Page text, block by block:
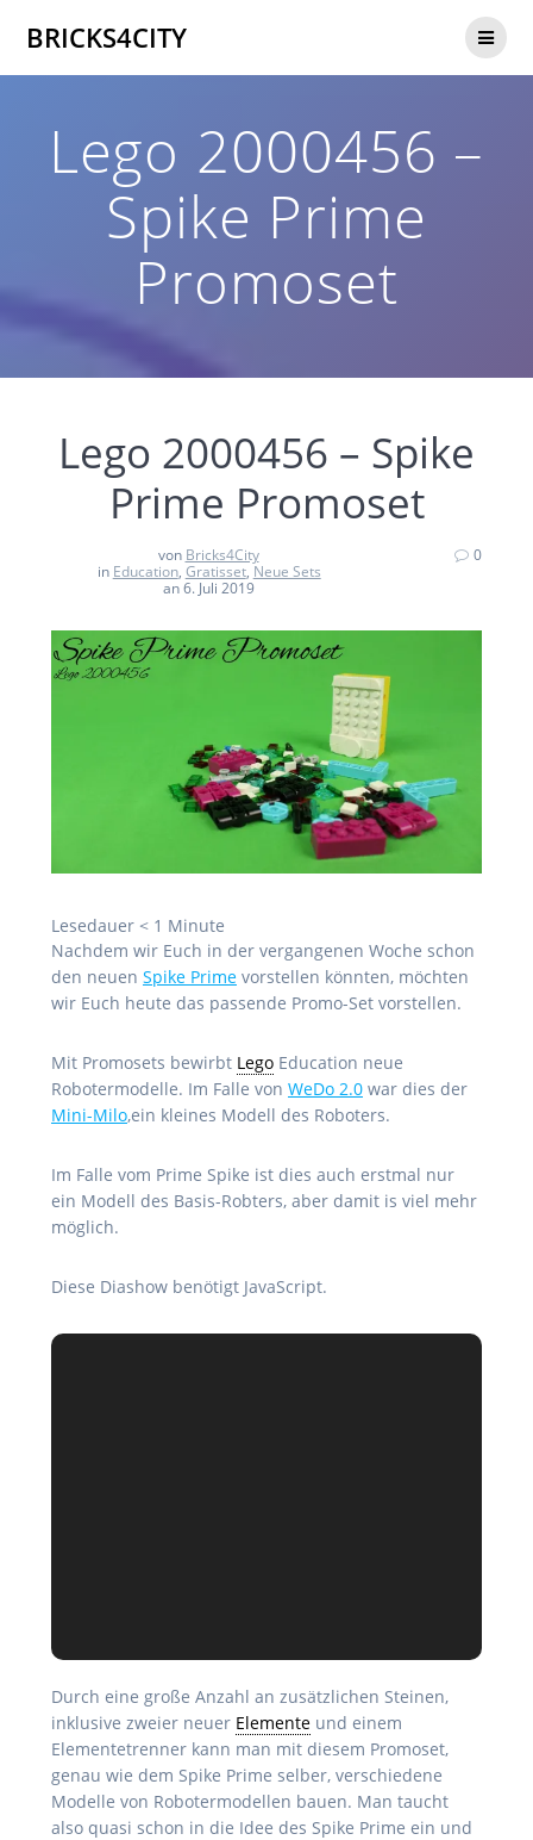
BRICKS4CITY
Lego 2000456 –
Spike Prime
Promoset
Lego 2000456 – Spike
Prime Promoset
von Bricks4City
in Education, Gratisset, Neue Sets
an 6. Juli 2019
0
Lesedauer < 1 Minute
Nachdem wir Euch in der vergangenen Woche schon
den neuen Spike Prime vorstellen könnten, möchten
wir Euch heute das passende Promo-Set vorstellen.
Mit Promosets bewirbt Lego Education neue
Robotermodelle. Im Falle von WeDo 2.0 war dies der
Mini-Milo,ein kleines Modell des Roboters.
Im Falle vom Prime Spike ist dies auch erstmal nur
ein Modell des Basis-Robters, aber damit is viel mehr
möglich.
Diese Diashow benötigt JavaScript.
Durch eine große Anzahl an zusätzlichen Steinen,
inklusive zweier neuer Elemente und einem
Elementetrenner kann man mit diesem Promoset,
genau wie dem Spike Prime selber, verschiedene
Modelle von Robotermodellen bauen. Man taucht
also quasi schon in die Idee des Spike Prime ein und